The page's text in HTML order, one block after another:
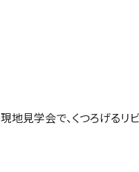
現地見学会で、くつろげるリ